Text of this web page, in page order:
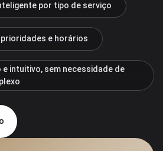
por tipo de serviço
e horários
intuitivo, sem necessidade de